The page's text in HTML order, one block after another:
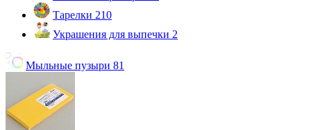
Тарелки 210
Украшения для выпечки 2
Мыльные пузыри 81